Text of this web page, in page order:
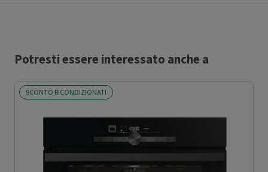
Potresti essere interessato anche a
SCONTO RICONDIZIONATI